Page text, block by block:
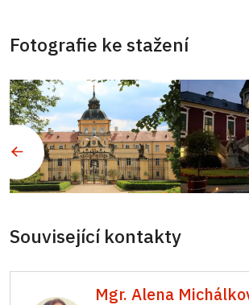
Fotografie ke stažení
Související kontakty
Mgr. Alena